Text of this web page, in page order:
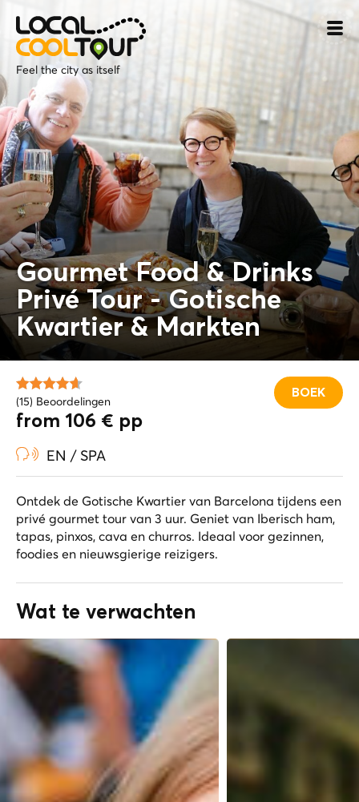
Feel the city as itself
Gourmet Food & Drinks
Privé Tour - Gotische
Kwartier & Markten
BOEK
(15) Beoordelingen
from 106 € pp
EN / SPA
Ontdek de Gotische Kwartier van Barcelona tijdens een
privé gourmet tour van 3 uur. Geniet van Iberisch ham,
tapas, pinxos, cava en churros. Ideaal voor gezinnen,
foodies en nieuwsgierige reizigers.
Wat te verwachten